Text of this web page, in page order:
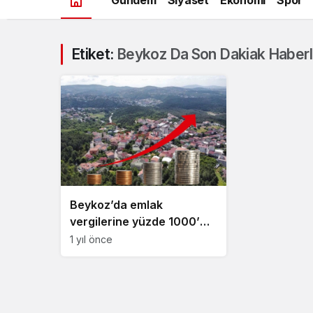
Etiket: Beykoz Da Son Dakiak
Beykoz’da emlak
vergilerine yüzde 1000’e
varan artış!
1 yıl önce